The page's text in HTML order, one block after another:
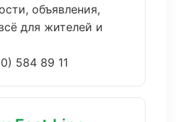
объявления,
для жителей и
584 89 11